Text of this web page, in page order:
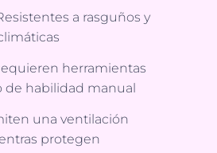
a rasguños y
herramientas
de habilidad manual
una ventilación
protegen